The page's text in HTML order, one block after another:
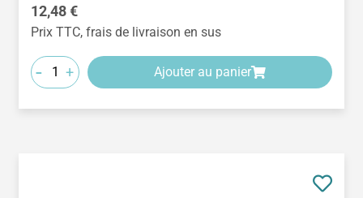
Prix régulier :
12,48 €
Prix TTC, frais de livraison en sus
- + Ajouter au panier